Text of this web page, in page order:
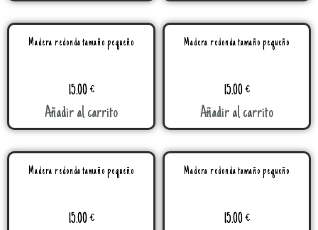
Madera redonda tamaño pequeño
15.00€
Añadir al carrito
Madera redonda tamaño pequeño
15.00€
Añadir al carrito
Madera redonda tamaño pequeño
15.00€
Madera redonda tamaño pequeño
15.00€